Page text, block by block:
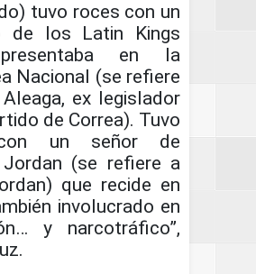
tuvo roces con un
de los Latin Kings
en la
Nacional (se refiere
ex legislador
de Correa). Tuvo
un señor de
(se refiere a
que recide en
involucrado en
y narcotráfico”,